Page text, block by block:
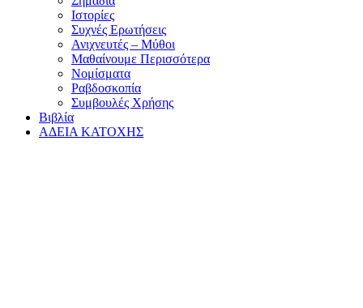
Ιστορίες
Συχνές Ερωτήσεις
Ανιχνευτές – Μύθοι
Μαθαίνουμε Περισσότερα
Νομίσματα
Ραβδοσκοπία
Συμβουλές Χρήσης
Βιβλία
ΑΔΕΙΑ ΚΑΤΟΧΗΣ